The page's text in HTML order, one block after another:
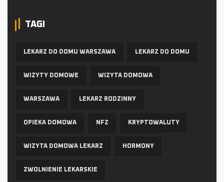
TAGI
LEKARZ DO DOMU WARSZAWA LEKARZ DO DOMU
WIZYTY DOMOWE WIZYTA DOMOWA
WARSZAWA LEKARZ RODZINNY
OPIEKA DOMOWA NFZ KRYPTOWALUTY
WIZYTA DOMOWA LEKARZ HORMONY
ZWOLNIENIE LEKARSKIE